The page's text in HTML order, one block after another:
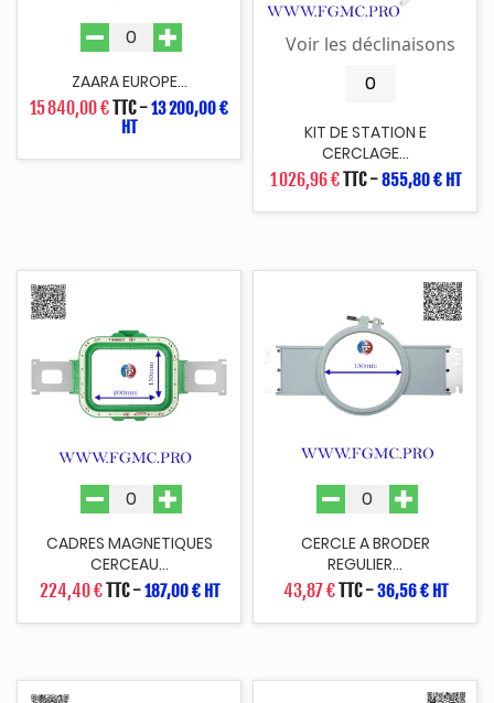
ZAARA EUROPE...
15 840,00 €TTC-13 200,00 €
HT
Voir les déclinaisons
KIT DE STATION E
CERCLAGE...
1 026,96 €TTC-855,80 € HT
CADRES MAGNETIQUES
CERCEAU...
224,40 €TTC-187,00 € HT
CERCLE A BRODER
REGULIER...
43,87 €TTC-36,56 € HT